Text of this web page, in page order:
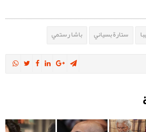
ستارة بسياني باشا رستمي